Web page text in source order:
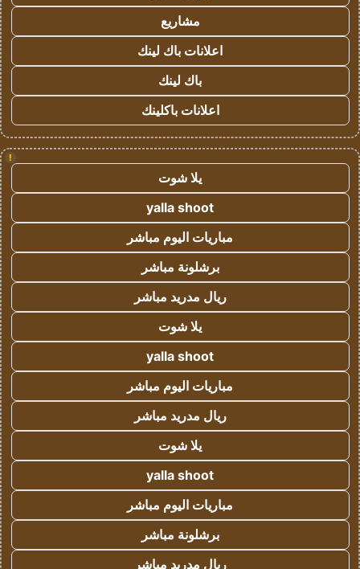
مشاريع
اعلانات باك لينك
باك لينك
اعلانات باكلينك
!
يلا شوت
yalla shoot
مباريات اليوم مباشر
برشلونة مباشر
ريال مدريد مباشر
يلا شوت
yalla shoot
مباريات اليوم مباشر
ريال مدريد مباشر
يلا شوت
yalla shoot
مباريات اليوم مباشر
برشلونة مباشر
ريال مدريد مباشر